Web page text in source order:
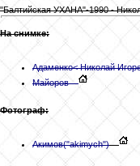
"Балтийская УХАНА"-1990 -
На снимке:
Адаменко< Николай
Майоров
Фотограф:
Акимов("akimych")